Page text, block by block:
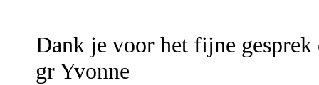
Dank je voor het fijne gesprek
gr Yvonne